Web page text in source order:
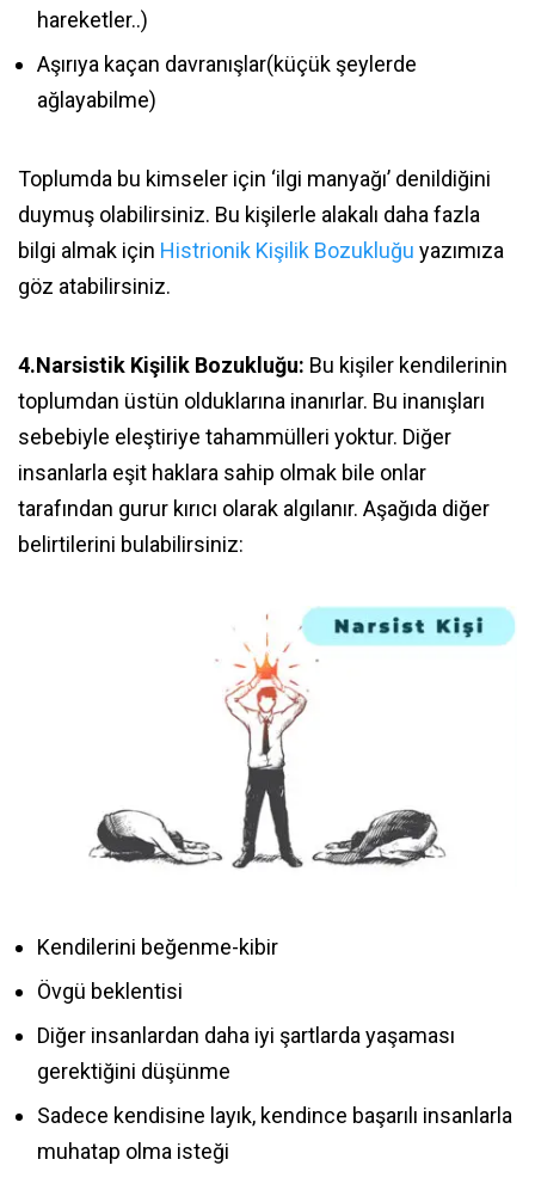
hareketler..)
Aşırıya kaçan davranışlar(küçük şeylerde
ağlayabilme)
Toplumda bu kimseler için ‘ilgi manyağı’ denildiğini
duymuş olabilirsiniz. Bu kişilerle alakalı daha fazla
bilgi almak için Histrionik Kişilik Bozukluğu yazımıza
göz atabilirsiniz.
4.Narsistik Kişilik Bozukluğu: Bu kişiler kendilerinin
toplumdan üstün olduklarına inanırlar. Bu inanışları
sebebiyle eleştiriye tahammülleri yoktur. Diğer
insanlarla eşit haklara sahip olmak bile onlar
tarafından gurur kırıcı olarak algılanır. Aşağıda diğer
belirtilerini bulabilirsiniz:
Kendilerini beğenme-kibir
Övgü beklentisi
Diğer insanlardan daha iyi şartlarda yaşaması
gerektiğini düşünme
Sadece kendisine layık, kendince başarılı insanlarla
muhatap olma isteği